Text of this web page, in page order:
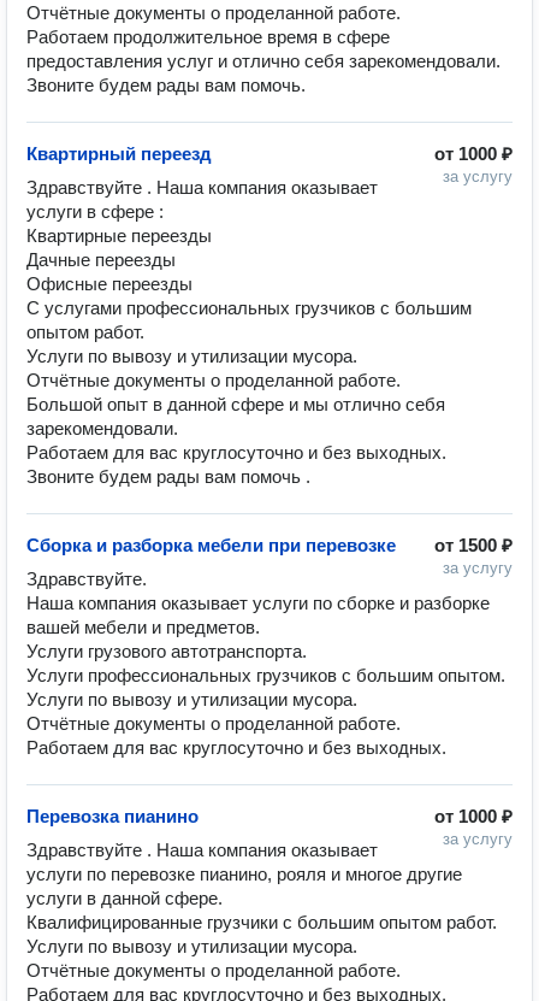
Отчётные документы о проделанной работе.
Работаем продолжительное время в сфере
предоставления услуг и отлично себя зарекомендовали.
Звоните будем рады вам помочь.
от 1000 ₽
за услугу
Квартирный переезд
Здравствуйте . Наша компания оказывает
услуги в сфере :
Квартирные переезды
Дачные переезды
Офисные переезды
С услугами профессиональных грузчиков с большим
опытом работ.
Услуги по вывозу и утилизации мусора.
Отчётные документы о проделанной работе.
Большой опыт в данной сфере и мы отлично себя
зарекомендовали.
Работаем для вас круглосуточно и без выходных.
Звоните будем рады вам помочь .
от 1500 ₽
за услугу
Сборка и разборка мебели при перевозке
Здравствуйте.
Наша компания оказывает услуги по сборке и разборке
вашей мебели и предметов.
Услуги грузового автотранспорта.
Услуги профессиональных грузчиков с большим опытом.
Услуги по вывозу и утилизации мусора.
Отчётные документы о проделанной работе.
Работаем для вас круглосуточно и без выходных.
от 1000 ₽
за услугу
Перевозка пианино
Здравствуйте . Наша компания оказывает
услуги по перевозке пианино, рояля и многое другие
услуги в данной сфере.
Квалифицированные грузчики с большим опытом работ.
Услуги по вывозу и утилизации мусора.
Отчётные документы о проделанной работе.
Работаем для вас круглосуточно и без выходных.